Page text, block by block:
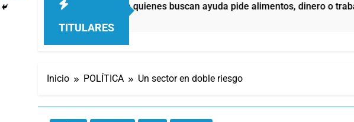
TITULARES
casi la mitad de quienes buscan ayuda pide alimentos, dinero o trabajo
Inicio POLÍTICA Un sector en doble riesgo